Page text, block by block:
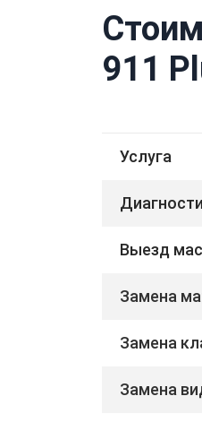
911
Услуга
Выезд
Замена
Замена
Замена